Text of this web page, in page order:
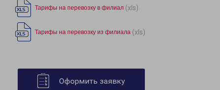
Тарифы на перевозку в филиал (xls)
Тарифы на перевозку из филиала (xls)
Оформить заявку